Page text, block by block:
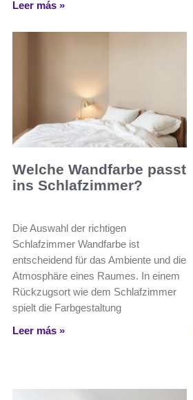
Leer más »
Welche Wandfarbe passt
ins Schlafzimmer?
Die Auswahl der richtigen
Schlafzimmer Wandfarbe ist
entscheidend für das Ambiente und die
Atmosphäre eines Raumes. In einem
Rückzugsort wie dem Schlafzimmer
spielt die Farbgestaltung
Leer más »